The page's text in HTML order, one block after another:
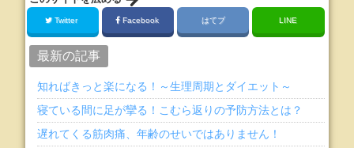
Twitter Facebook はてブ LINE
最新の記事
知ればきっと楽になる！～生理周期とダイエット～
寝ている間に足が攣る！こむら返りの予防方法とは？
遅れてくる筋肉痛、年齢のせいではありません！